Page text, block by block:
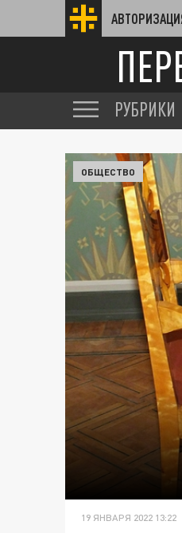
РУБРИКИ
ОБЩЕСТВО
19 ЯНВАРЯ 2022 13:22